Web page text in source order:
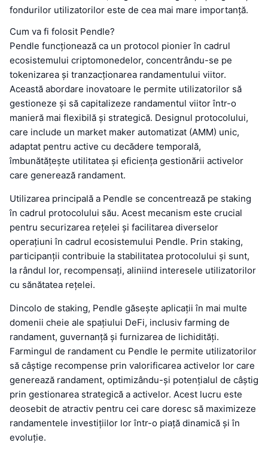
fondurilor utilizatorilor este de cea mai mare importanță.
Cum va fi folosit Pendle?
Pendle funcționează ca un protocol pionier în cadrul
ecosistemului criptomonedelor, concentrându-se pe
tokenizarea și tranzacționarea randamentului viitor.
Această abordare inovatoare le permite utilizatorilor să
gestioneze și să capitalizeze randamentul viitor într-o
manieră mai flexibilă și strategică. Designul protocolului,
care include un market maker automatizat (AMM) unic,
adaptat pentru active cu decădere temporală,
îmbunătățește utilitatea și eficiența gestionării activelor
care generează randament.
Utilizarea principală a Pendle se concentrează pe staking
în cadrul protocolului său. Acest mecanism este crucial
pentru securizarea rețelei și facilitarea diverselor
operațiuni în cadrul ecosistemului Pendle. Prin staking,
participanții contribuie la stabilitatea protocolului și sunt,
la rândul lor, recompensați, aliniind interesele utilizatorilor
cu sănătatea rețelei.
Dincolo de staking, Pendle găsește aplicații în mai multe
domenii cheie ale spațiului DeFi, inclusiv farming de
randament, guvernanță și furnizarea de lichidități.
Farmingul de randament cu Pendle le permite utilizatorilor
să câștige recompense prin valorificarea activelor lor care
generează randament, optimizându-și potențialul de câștig
prin gestionarea strategică a activelor. Acest lucru este
deosebit de atractiv pentru cei care doresc să maximizeze
randamentele investițiilor lor într-o piață dinamică și în
evoluție.